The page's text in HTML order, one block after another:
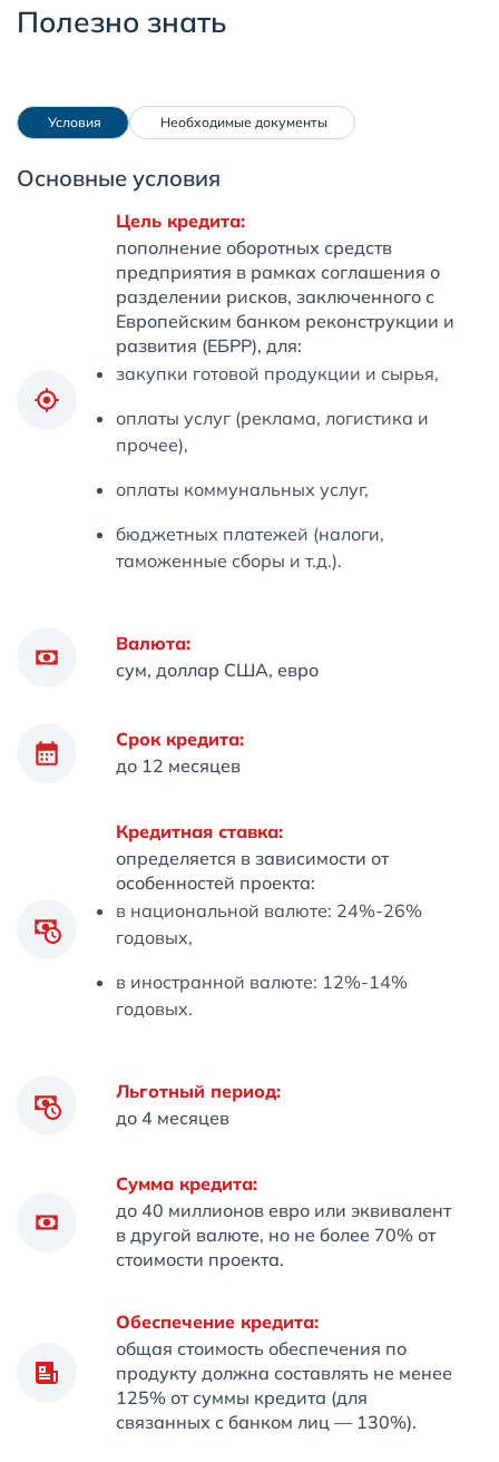
Полезно знать
Условия Необходимые документы
Основные условия
Цель кредита:
пополнение оборотных средств
предприятия в рамках соглашения о
разделении рисков, заключенного с
Европейским банком реконструкции и
развития (ЕБРР), для:
закупки готовой продукции и сырья,
оплаты услуг (реклама, логистика и
прочее),
оплаты коммунальных услуг,
бюджетных платежей (налоги,
таможенные сборы и т.д.).
Валюта:
сум, доллар США, евро
Срок кредита:
до 12 месяцев
Кредитная ставка:
определяется в зависимости от
особенностей проекта:
в национальной валюте: 24%-26%
годовых,
в иностранной валюте: 12%-14%
годовых.
Льготный период:
до 4 месяцев
Сумма кредита:
до 40 миллионов евро или эквивалент
в другой валюте, но не более 70% от
стоимости проекта.
Обеспечение кредита:
общая стоимость обеспечения по
продукту должна составлять не менее
125% от суммы кредита (для
связанных с банком лиц — 130%).